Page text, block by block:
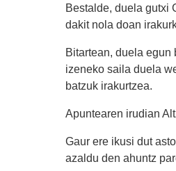
Bestalde, duela gutxi
dakit nola doan
Bitartean, duela egun
izeneko saila duela
batzuk irakurtzea.
Apuntearen irudian
Gaur ere ikusi dut
azaldu den ahuntz